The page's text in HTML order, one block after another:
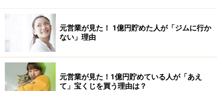
財形という制度があるのは、働いている人にメリットが
あるからです。
■550万円まで非課税
ふつうの預貯金だと利息の20％が課税されて、引かれて
しまいます。ところが、財形住宅と財形年金は、合算し
元営業が見た！ 1億円貯めた人が「ジムに行か
ない」理由
元営業が見た！1億円貯めている人が「あえ
て」宝くじを買う理由は？